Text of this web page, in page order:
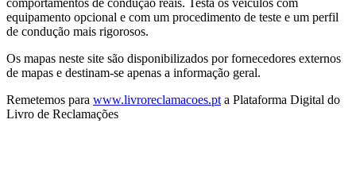
comportamentos de condução reais. Testa os veículos com
equipamento opcional e com um procedimento de teste e um perfil
de condução mais rigorosos.
Os mapas neste site são disponibilizados por fornecedores externos
de mapas e destinam-se apenas a informação geral.
Remetemos para www.livroreclamacoes.pt a Plataforma Digital do
Livro de Reclamações